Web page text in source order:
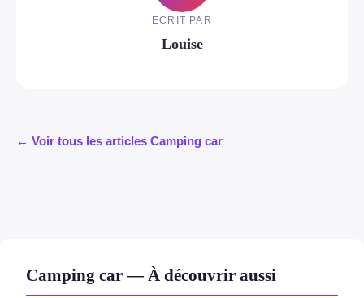
ECRIT PAR
Louise
← Voir tous les articles Camping car
Camping car — À découvrir aussi